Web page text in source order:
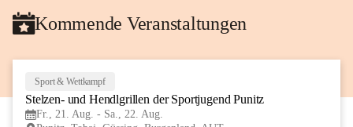
Kommende Veranstaltungen
Sport & Wettkampf
Stelzen- und Hendlgrillen der Sportjugend Punitz
Fr., 21. Aug. - Sa., 22. Aug.